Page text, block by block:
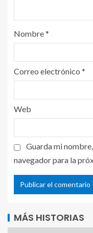
Nombre*
Correo electrónico *
Web
Guarda mi
navegador para la
MÁS HISTORIAS